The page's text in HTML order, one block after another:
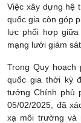
Việc xây dựng hệ
quốc gia còn góp
lực phối hợp
mạng lưới giám
Trong Quy
quốc gia thời kỳ
tướng Chính phủ
05/02/2025, đã
xạ môi trường và